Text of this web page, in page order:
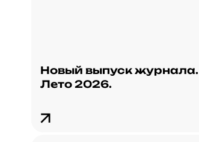
Новый выпуск журнала.
Лето 2026.